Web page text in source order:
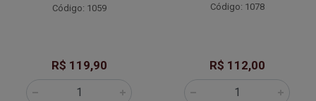
Código: 1059
R$ 119,90
Código: 1078
R$ 112,00